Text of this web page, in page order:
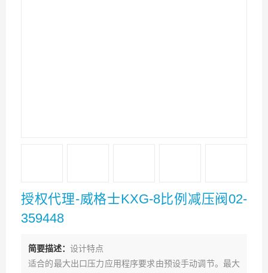
授权代理-威格士KXG-8比例减压阀02-
359448
简要描述： 设计特点
适合的最大出口压力应用程序要求由预设手动调节。最大